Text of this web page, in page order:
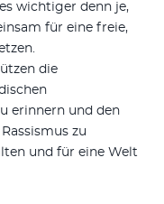
wichtiger denn je,
für eine freie,
die
erinnern und den
zu
und für eine Welt